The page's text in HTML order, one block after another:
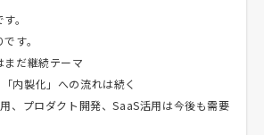
。
す。
まだ継続テーマ
「内製化」への流れは続く
、プロダクト開発、SaaS活用は今後も需要